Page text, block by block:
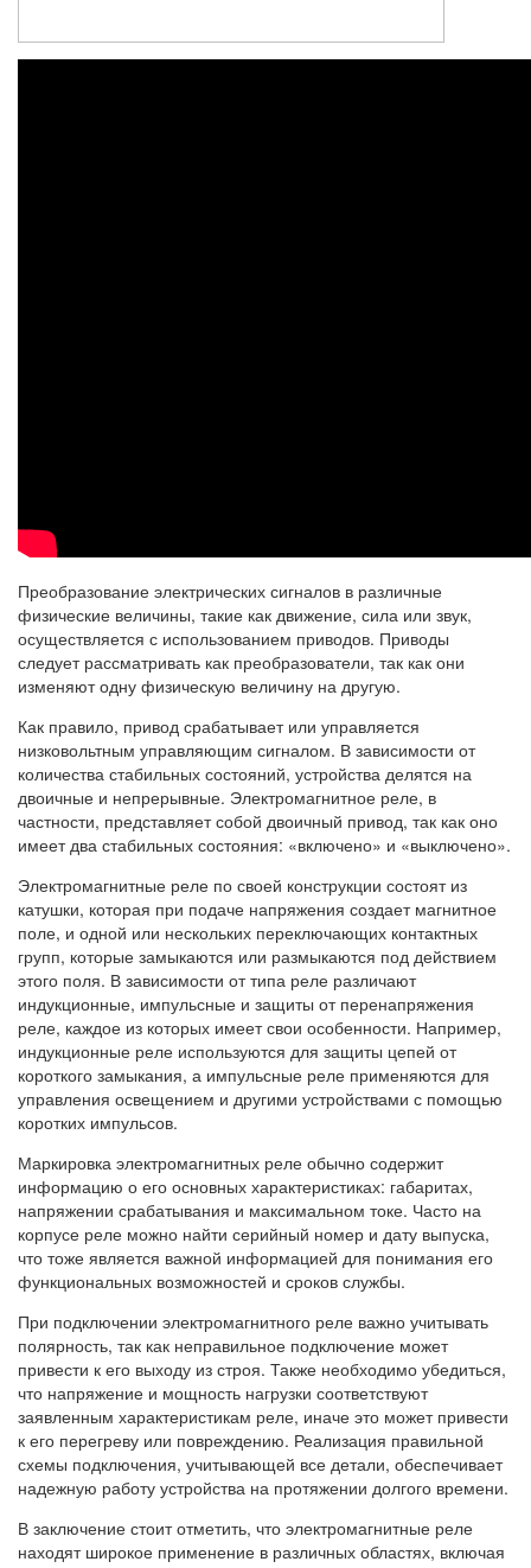
Преобразование электрических сигналов в различные
физические величины, такие как движение, сила или звук,
осуществляется с использованием приводов. Приводы
следует рассматривать как преобразователи, так как они
изменяют одну физическую величину на другую.
Как правило, привод срабатывает или управляется
низковольтным управляющим сигналом. В зависимости от
количества стабильных состояний, устройства делятся на
двоичные и непрерывные. Электромагнитное реле, в
частности, представляет собой двоичный привод, так как оно
имеет два стабильных состояния: «включено» и «выключено».
Электромагнитные реле по своей конструкции состоят из
катушки, которая при подаче напряжения создает магнитное
поле, и одной или нескольких переключающих контактных
групп, которые замыкаются или размыкаются под действием
этого поля. В зависимости от типа реле различают
индукционные, импульсные и защиты от перенапряжения
реле, каждое из которых имеет свои особенности. Например,
индукционные реле используются для защиты цепей от
короткого замыкания, а импульсные реле применяются для
управления освещением и другими устройствами с помощью
коротких импульсов.
Маркировка электромагнитных реле обычно содержит
информацию о его основных характеристиках: габаритах,
напряжении срабатывания и максимальном токе. Часто на
корпусе реле можно найти серийный номер и дату выпуска,
что тоже является важной информацией для понимания его
функциональных возможностей и сроков службы.
При подключении электромагнитного реле важно учитывать
полярность, так как неправильное подключение может
привести к его выходу из строя. Также необходимо убедиться,
что напряжение и мощность нагрузки соответствуют
заявленным характеристикам реле, иначе это может привести
к его перегреву или повреждению. Реализация правильной
схемы подключения, учитывающей все детали, обеспечивает
надежную работу устройства на протяжении долгого времени.
В заключение стоит отметить, что электромагнитные реле
находят широкое применение в различных областях, включая